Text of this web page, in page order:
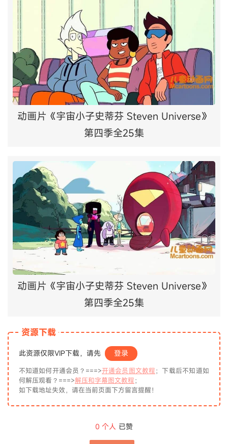
动画片《宇宙小子史蒂芬 Steven Universe》
第四季全25集
动画片《宇宙小子史蒂芬 Steven Universe》
第四季全25集
资源下载
此资源仅限VIP下载，请先 登录
不知道如何开通会员？===>开通会员图文教程；下载后不知道如
何解压观看？===>解压和字幕图文教程；
如下载地址失效，请在当前页面下方留言提醒！
0 个人 已赞